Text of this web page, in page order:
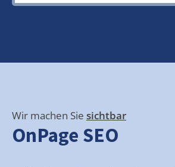
Wir machen Sie sichtbar
OnPage SEO